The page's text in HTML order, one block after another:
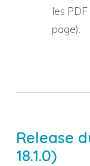
les
page).
Release
18.1.0)